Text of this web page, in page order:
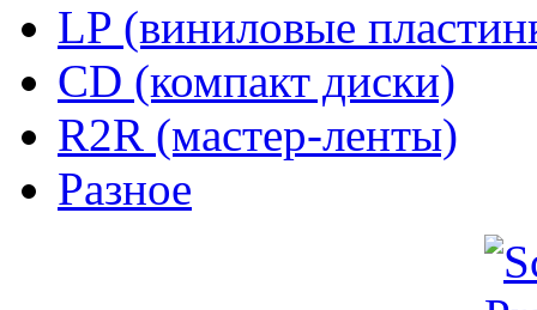
LP (виниловые
CD (компакт диски)
R2R (мастер-ленты)
Разное